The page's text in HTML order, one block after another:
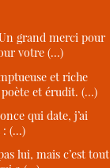
grand merci pour
votre (…)
et riche
et érudit. (…)
qui date, j’ai
: (…)
lui, mais c’est tout